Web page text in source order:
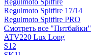
Regulmoto Spitfire
Regulmoto Spitfire 17/14
Regulmoto Spitfire PRO
Смотреть все "Питбайки"
ATV220 Lux Long
S12